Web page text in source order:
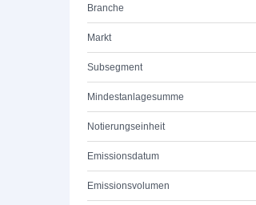
Branche
Markt
Subsegment
Mindestanlagesumme
Notierungseinheit
Emissionsdatum
Emissionsvolumen